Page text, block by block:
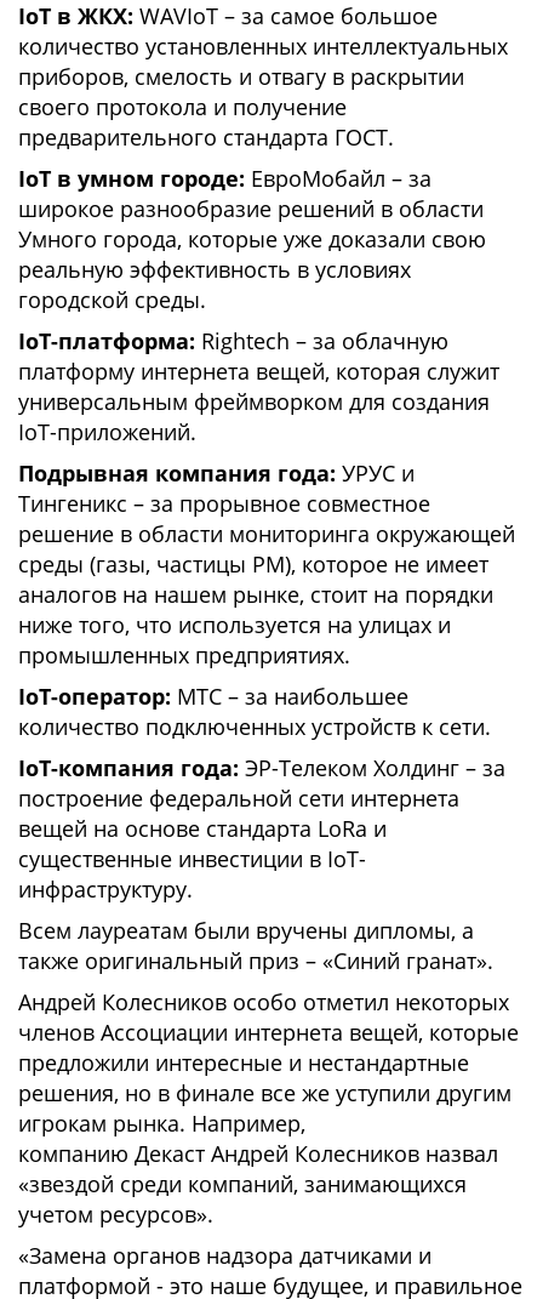
IoT в ЖКХ: WAVIoT – за самое большое
количество установленных интеллектуальных
приборов, смелость и отвагу в раскрытии
своего протокола и получение
предварительного стандарта ГОСТ.
IoT в умном городе: ЕвроМобайл – за
широкое разнообразие решений в области
Умного города, которые уже доказали свою
реальную эффективность в условиях
городской среды.
IoT-платформа: Rightech – за облачную
платформу интернета вещей, которая служит
универсальным фреймворком для создания
IoT-приложений.
Подрывная компания года: УРУС и
Тингеникс – за прорывное совместное
решение в области мониторинга окружающей
среды (газы, частицы PM), которое не имеет
аналогов на нашем рынке, стоит на порядки
ниже того, что используется на улицах и
промышленных предприятиях.
IoT-оператор: МТС – за наибольшее
количество подключенных устройств к сети.
IoT-компания года: ЭР-Телеком Холдинг – за
построение федеральной сети интернета
вещей на основе стандарта LoRa и
существенные инвестиции в IoT-
инфраструктуру.
Всем лауреатам были вручены дипломы, а
также оригинальный приз – «Синий гранат».
Андрей Колесников особо отметил некоторых
членов Ассоциации интернета вещей, которые
предложили интересные и нестандартные
решения, но в финале все же уступили другим
игрокам рынка. Например,
компанию Декаст Андрей Колесников назвал
«звездой среди компаний, занимающихся
учетом ресурсов».
«Замена органов надзора датчиками и
платформой - это наше будущее, и правильное